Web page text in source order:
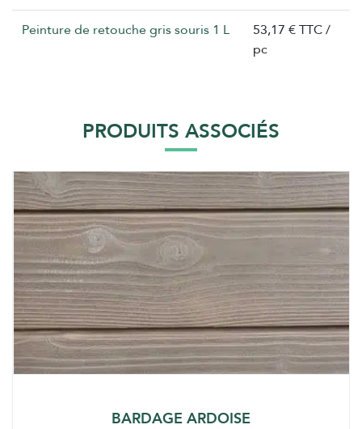
Peinture de retouche gris souris 1 L
53,17 € TTC /
pc
PRODUITS ASSOCIÉS
BARDAGE ARDOISE